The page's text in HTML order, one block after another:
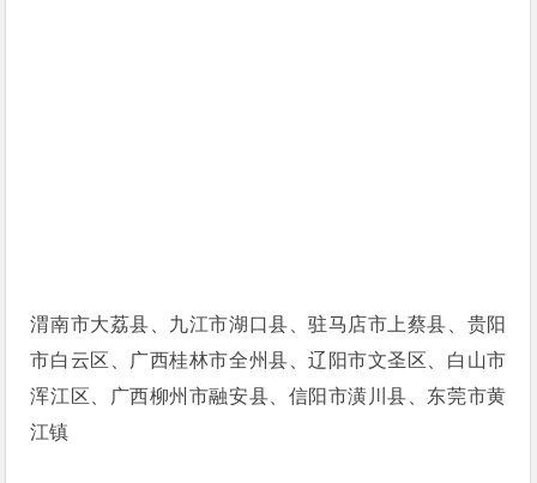
渭南市大荔县、九江市湖口县、驻马店市上蔡县、贵阳
市白云区、广西桂林市全州县、辽阳市文圣区、白山市
浑江区、广西柳州市融安县、信阳市潢川县、东莞市黄
江镇